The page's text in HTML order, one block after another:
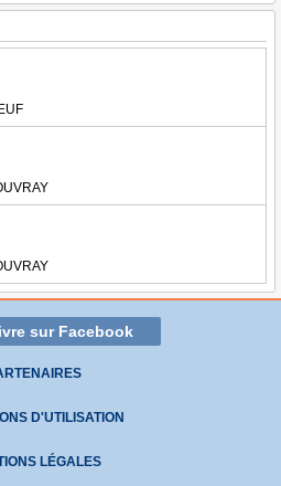
sur Facebook
D'UTILISATION
LÉGALES